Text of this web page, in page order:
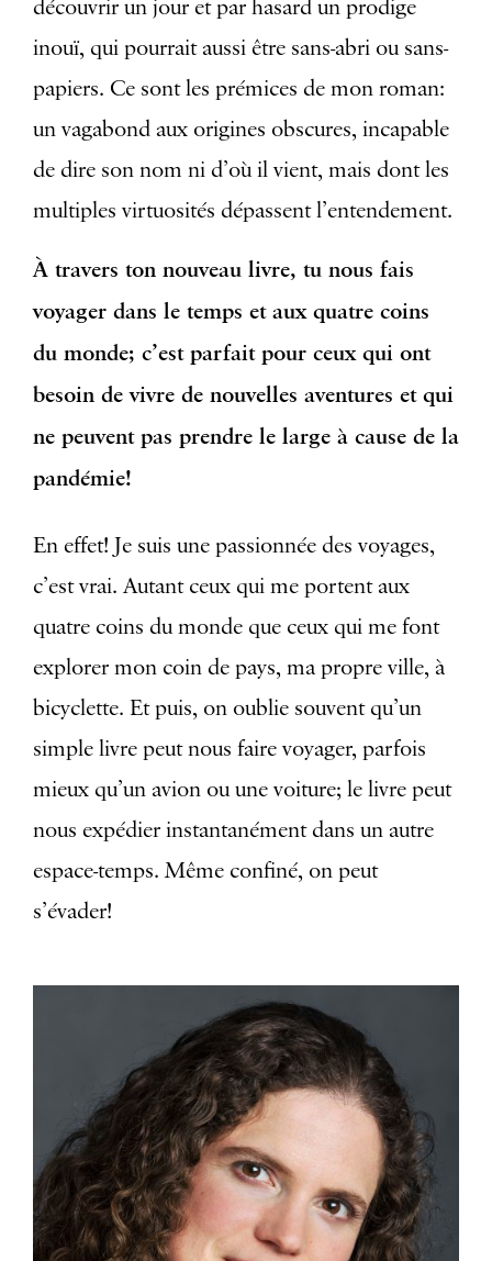
découvrir un jour et par hasard un prodige
inouï, qui pourrait aussi être sans-abri ou sans-
papiers. Ce sont les prémices de mon roman:
un vagabond aux origines obscures, incapable
de dire son nom ni d’où il vient, mais dont les
multiples virtuosités dépassent l’entendement.
À travers ton nouveau livre, tu nous fais
voyager dans le temps et aux quatre coins
du monde; c’est parfait pour ceux qui ont
besoin de vivre de nouvelles aventures et qui
ne peuvent pas prendre le large à cause de la
pandémie!
En effet! Je suis une passionnée des voyages,
c’est vrai. Autant ceux qui me portent aux
quatre coins du monde que ceux qui me font
explorer mon coin de pays, ma propre ville, à
bicyclette. Et puis, on oublie souvent qu’un
simple livre peut nous faire voyager, parfois
mieux qu’un avion ou une voiture; le livre peut
nous expédier instantanément dans un autre
espace-temps. Même confiné, on peut
s’évader!